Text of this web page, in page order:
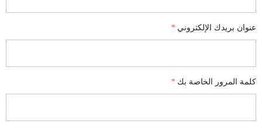
عنوان بريدك الإلكتروني *
كلمة المرور الخاصة بك *